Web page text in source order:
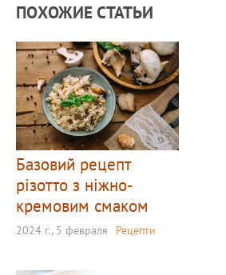
ПОХОЖИЕ СТАТЬИ
Базовий рецепт
різотто з ніжно-
кремовим смаком
2024 г., 5 февраля Рецепти